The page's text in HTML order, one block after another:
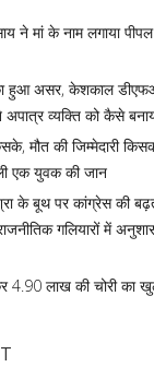
ने मां के नाम लगाया
हुआ असर, केशकाल
व्यक्ति को कैसे
मौत की जिम्मेदारी
ली एक युवक की जान
के बूथ पर कांग्रेस की
गलियारों में
4.90 लाख की चोरी का